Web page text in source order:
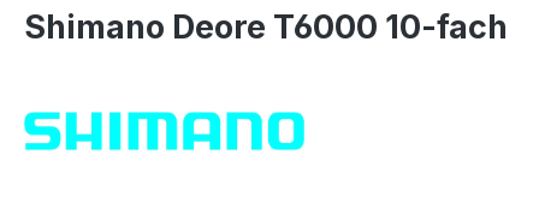
Shimano Deore T6000 10-fach